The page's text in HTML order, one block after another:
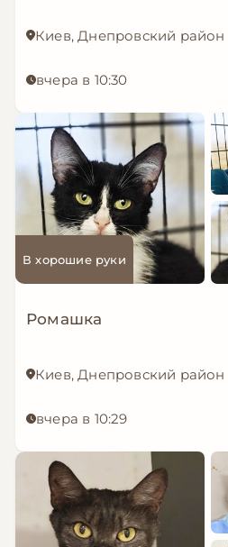
Киев, Днепровский район
вчера в 10:30
В хорошие руки
Ромашка
Киев, Днепровский район
вчера в 10:29